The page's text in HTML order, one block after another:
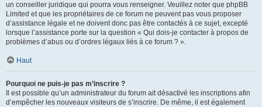
un conseiller juridique qui pourra vous renseigner. Veuillez noter que phpBB
Limited et que les propriétaires de ce forum ne peuvent pas vous proposer
d’assistance légale et ne doivent donc pas être contactés à ce sujet, excepté
lorsque l’assistance porte sur la question « Qui dois-je contacter à propos de
problèmes d’abus ou d’ordres légaux liés à ce forum ? ».
Haut
Pourquoi ne puis-je pas m’inscrire ?
Il est possible qu’un administrateur du forum ait désactivé les inscriptions afin
d’empêcher les nouveaux visiteurs de s’inscrire. De même, il est également